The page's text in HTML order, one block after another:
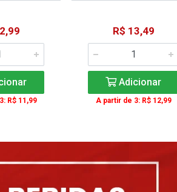
R$ 11,99
R$ 13,49
Adicionar
A partir de 3: R$ 12,99